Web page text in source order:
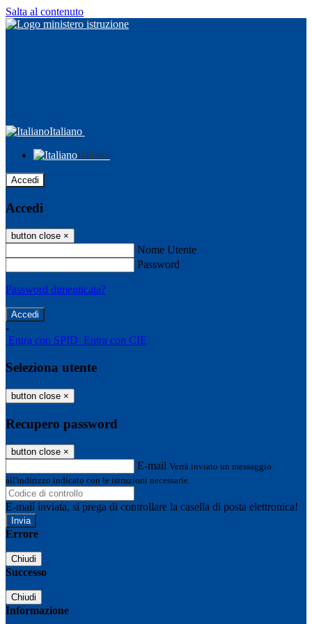
Salta al contenuto
Italiano
Italiano
Accedi
Accedi
button close ×
Nome Utente
Password
Password dimenticata?
-
Entra con SPID Entra con CIE
Seleziona utente
button close ×
Recupero password
button close ×
E-mail Verrà inviato un messaggio
all'indirizzo indicato con le istruzioni necessarie.
E-mail inviata, si prega di controllare la casella di posta elettronica!
Errore
Chiudi
Successo
Chiudi
Informazione